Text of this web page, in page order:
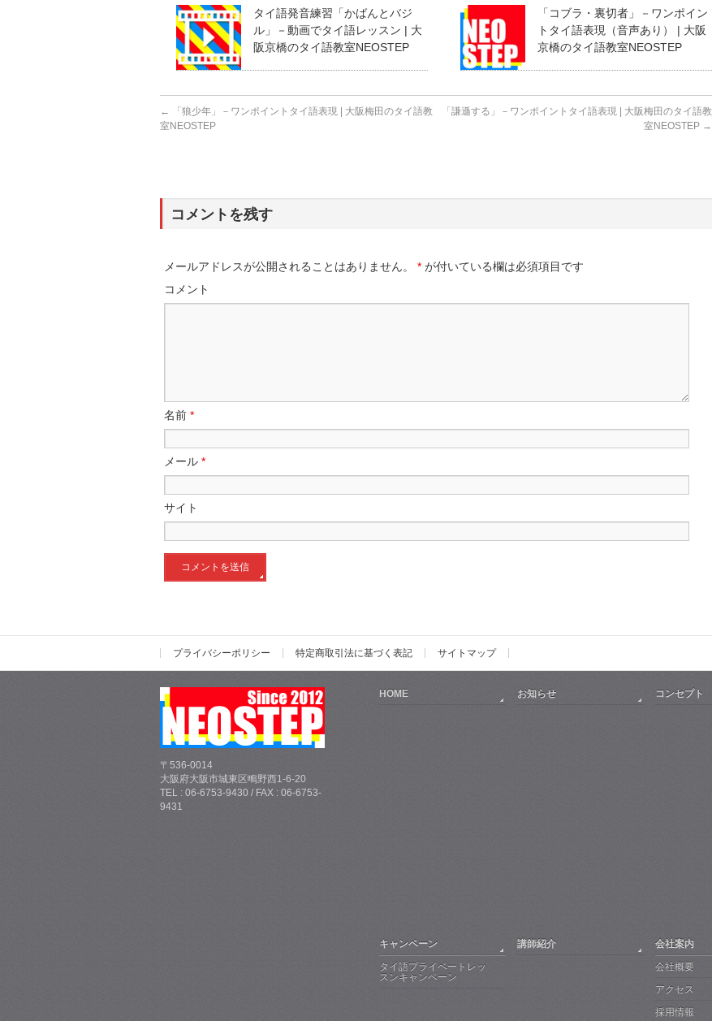
タイ語発音練習「かばんとバジ
ル」－動画でタイ語レッスン | 大
阪京橋のタイ語教室NEOSTEP
「コブラ・裏切者」－ワンポイン
トタイ語表現（音声あり） | 大阪
京橋のタイ語教室NEOSTEP
←
「狼少年」－ワンポイントタイ語表現 | 大阪梅田のタイ語教
室NEOSTEP
「謙遜する」－ワンポイントタイ語表現 | 大阪梅田のタイ語教
室NEOSTEP →
コメントを残す
メールアドレスが公開されることはありません。 * が付いている欄は必須項目です
コメント
名前 *
メール *
サイト
プライバシーポリシー 特定商取引法に基づく表記 サイトマップ
〒536-0014
大阪府大阪市城東区鴫野西1-6-20
TEL : 06-6753-9430 / FAX : 06-6753-
9431
HOME お知らせ コンセプト
キャンペーン
タイ語プライベートレッ
スンキャンペーン
講師紹介
会社案内
会社概要
アクセス
採用情報